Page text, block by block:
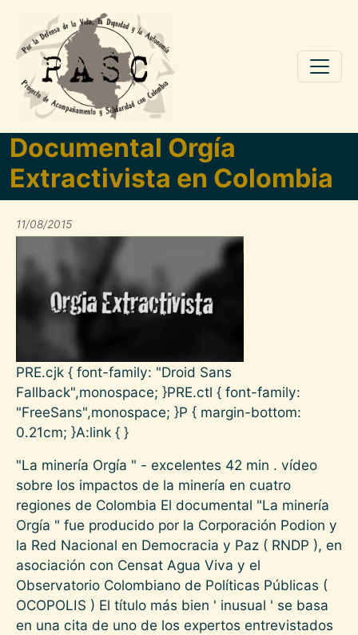
Pasar al contenido principal
Documental Orgía
Extractivista en Colombia
11/08/2015
PRE.cjk { font-family: "Droid Sans
Fallback",monospace; }PRE.ctl { font-family:
"FreeSans",monospace; }P { margin-bottom:
0.21cm; }A:link { }
"La minería Orgía " - excelentes 42 min . vídeo
sobre los impactos de la minería en cuatro
regiones de Colombia El documental "La minería
Orgía " fue producido por la Corporación Podion y
la Red Nacional en Democracia y Paz ( RNDP ), en
asociación con Censat Agua Viva y el
Observatorio Colombiano de Políticas Públicas (
OCOPOLIS ) El título más bien ' inusual ' se basa
en una cita de uno de los expertos entrevistados